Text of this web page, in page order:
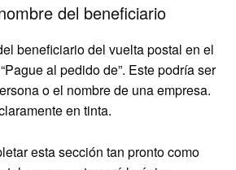
del beneficiario
beneficiario del vuelta postal en el
al pedido de”. Este podría ser
o el nombre de una empresa.
en tinta.
esta sección tan pronto como